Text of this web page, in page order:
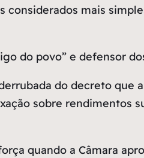
mais
do povo” e defensor
do decreto que
sobre rendimentos
quando a Câmara